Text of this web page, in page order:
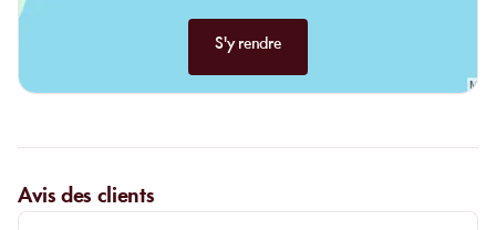
S'y rendre
Avis des clients